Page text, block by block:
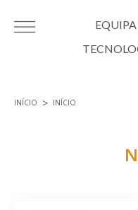
EQUIPA
INÍCIO INÍCIO